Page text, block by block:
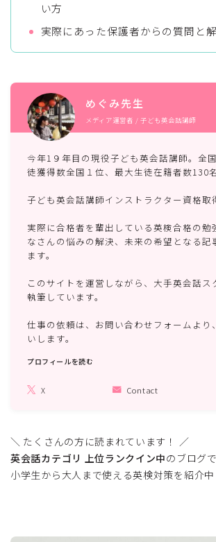
プロフィール
めぐみ先生
今年1９年目の現役子ども英会話講師。全
子ども英会話講師インストラクター資格取
実際に合格者を輩出している英検合格の
ています。
も執筆しています。
仕事の依頼は、お問い合わせフォームよ
願いします。
い方
実際にあった保護者からの質問と
めぐみ先生
メディア運営者 / 子ども英会話講師
今年1９年目の現役子ども英会話講師。全
徒獲得数全国１位、最大生徒在籍者数130名
子ども英会話講師インストラクター資格取
実際に合格者を輩出している英検合格の勉
なさんの悩みの解決、未来の希望となる記
ます。
このサイトを運営しながら、大手英会話ス
執筆しています。
仕事の依頼は、お問い合わせフォームより
いします。
プロフィールを読む
X Contact
＼ たくさんの方に読まれています！ ／
英会話カテゴリ 上位ランクイン中のブログで
小学生から大人まで使える英検対策を紹介中